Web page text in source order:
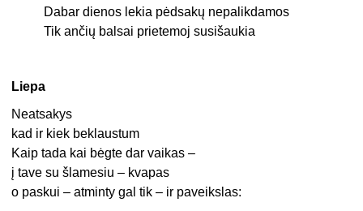
Dabar dienos lekia pėdsakų nepalikdamos
Tik ančių balsai prietemoj susišaukia
Liepa
Neatsakys
kad ir kiek beklaustum
Kaip tada kai bėgte dar vaikas –
į tave su šlamesiu – kvapas
o paskui – atminty gal tik – ir paveikslas: